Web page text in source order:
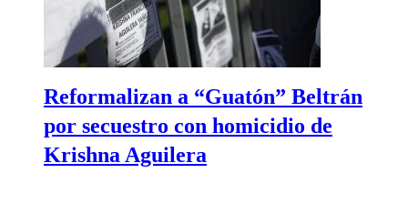
Reformalizan a “Guatón” Beltrán
por secuestro con homicidio de
Krishna Aguilera